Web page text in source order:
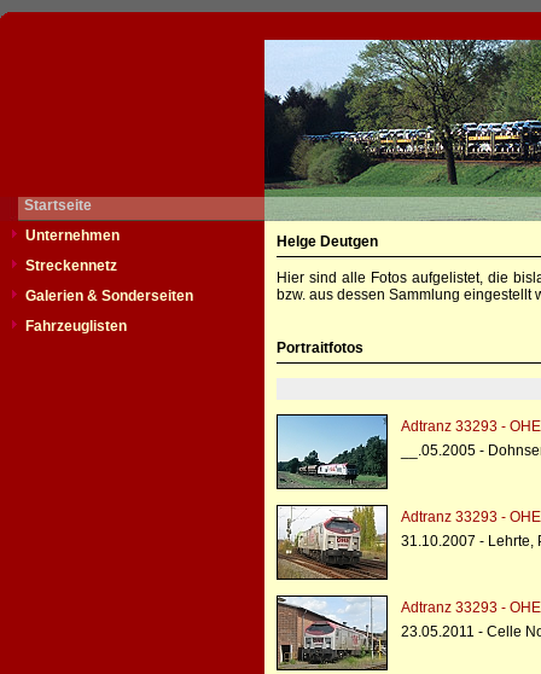
Startseite
Unternehmen
Streckennetz
Galerien & Sonderseiten
Fahrzeuglisten
Helge Deutgen
Hier sind alle Fotos aufgelistet, die
bzw. aus dessen Sammlung eingestellt
Portraitfotos
Adtranz 33293 -
__.05.2005 -
Adtranz 33293 -
31.10.2007 - Lehrte,
Adtranz 33293 -
23.05.2011 - Celle